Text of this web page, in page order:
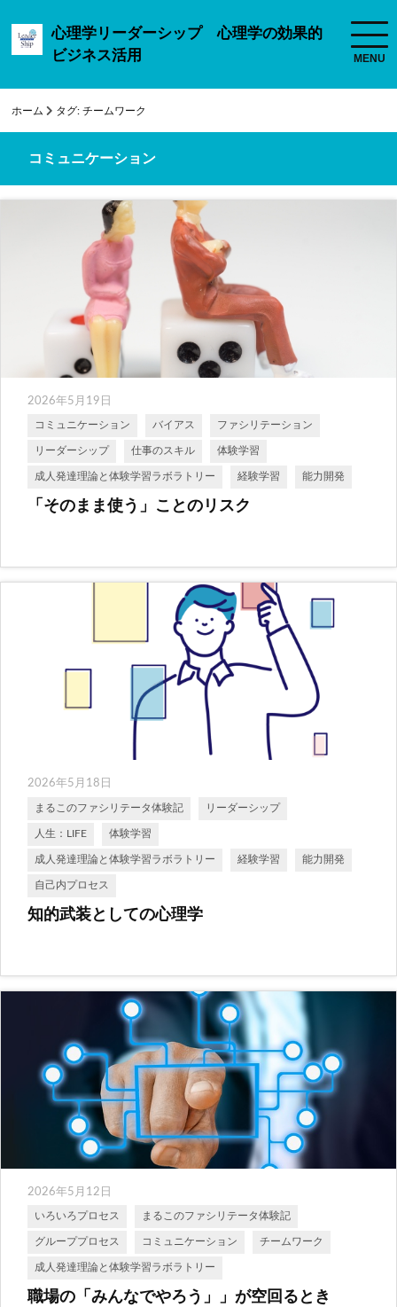
心理学リーダーシップ 心理学の効果的
ビジネス活用
ホーム タグ:チームワーク
コミュニケーション
2026年5月19日
コミュニケーション バイアス ファシリテーション
リーダーシップ 仕事のスキル 体験学習
成人発達理論と体験学習ラボラトリー 経験学習 能力開発
「そのまま使う」ことのリスク
2026年5月18日
まるこのファシリテータ体験記 リーダーシップ
人生：LIFE 体験学習
成人発達理論と体験学習ラボラトリー 経験学習 能力開発
自己内プロセス
知的武装としての心理学
2026年5月12日
いろいろプロセス まるこのファシリテータ体験記
グループプロセス コミュニケーション チームワーク
成人発達理論と体験学習ラボラトリー
職場の「みんなでやろう」」が空回るとき